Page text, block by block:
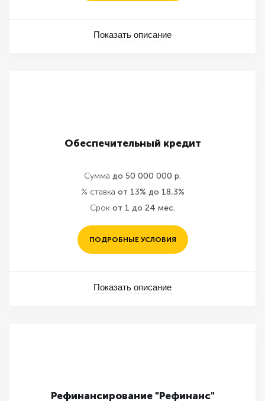
Показать описание
Обеспечительный кредит
Сумма до 50 000 000 р.
% ставка от 13% до 18,3%
Срок от 1 до 24 мес.
ПОДРОБНЫЕ УСЛОВИЯ
Показать описание
Рефинансирование "Рефинанс"